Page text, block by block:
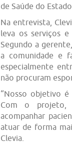
de Saúde do
Na entrevista,
leva os serviços e
Segundo a
a comunidade e
especialmente
não procuram
“Nosso objetivo é
Com o projeto,
acompanhar
atuar de forma
Clevia.